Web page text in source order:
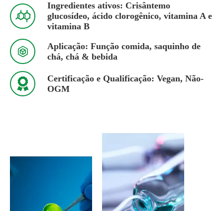

Ingredientes ativos: Crisântemo
glucosídeo, ácido clorogênico, vitamina A e
vitamina B

Aplicação: Função comida, saquinho de
chá, chá & bebida

Certificação e Qualificação: Vegan, Não-
OGM